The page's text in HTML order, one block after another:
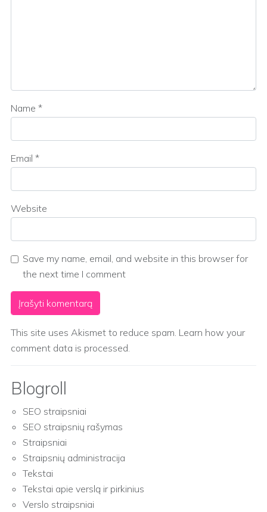
Name *
Email *
Website
Save my name, email, and website in this browser for
the next time I comment
This site uses Akismet to reduce spam. Learn how your
comment data is processed.
Blogroll
SEO straipsniai
SEO straipsnių rašymas
Straipsniai
Straipsnių administracija
Tekstai
Tekstai apie verslą ir pirkinius
Verslo straipsniai